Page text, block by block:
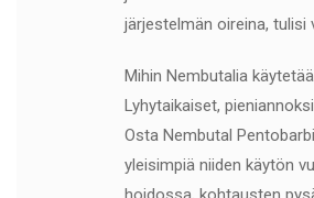
järjestelmän oireina, tulisi
Mihin Nembutalia
Lyhytaikaiset,
Osta Nembutal
yleisimpiä niiden käytön